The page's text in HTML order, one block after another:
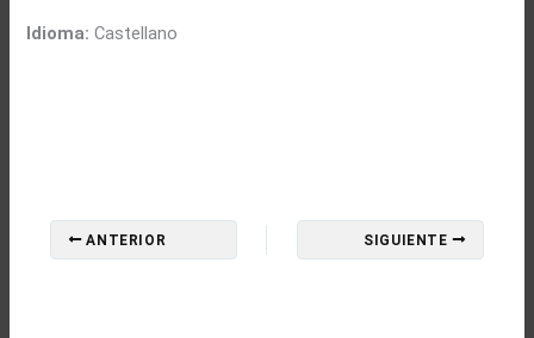
Idioma: Castellano
ANTERIOR SIGUIENTE